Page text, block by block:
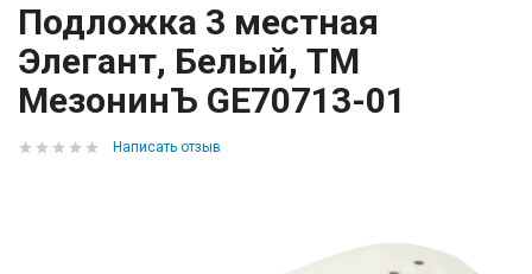
Подложка 3 местная
Элегант, Белый, ТМ
МезонинЪ GE70713-01
Написать отзыв